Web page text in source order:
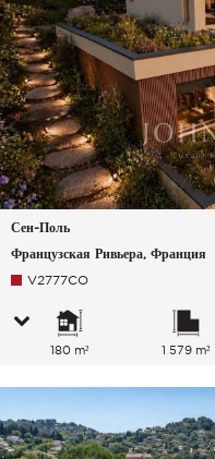
Сен-Поль
Французская Ривьера, Франция
V2777CO
180 m² 1 579 m²